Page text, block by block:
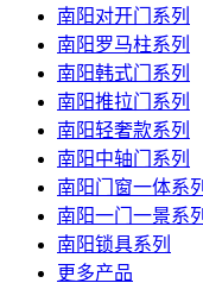
南阳对开门系列
南阳罗马柱系列
南阳韩式门系列
南阳推拉门系列
南阳轻奢款系列
南阳中轴门系列
南阳门窗一体系列
南阳一门一景系列
南阳锁具系列
更多产品